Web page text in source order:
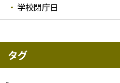
学校閉庁日
タグ